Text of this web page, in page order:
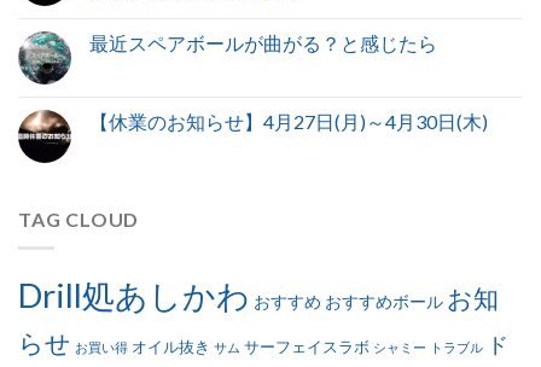
最近スペアボールが曲がる？と感じたら
【休業のお知らせ】4月27日(月)～4月30日(木)
TAG CLOUD
Drill処あしかわ おすすめ おすすめボール お知
らせ お買い得 オイル抜き サム サーフェイスラボ シャミー トラブル
ド